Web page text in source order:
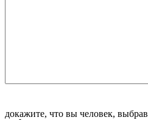
докажите, что вы человек, выбрав